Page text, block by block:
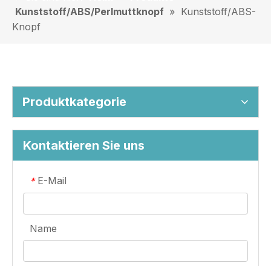
Kunststoff/ABS/Perlmuttknopf » Kunststoff/ABS-
Knopf
Produktkategorie
Kontaktieren Sie uns
* E-Mail
Name